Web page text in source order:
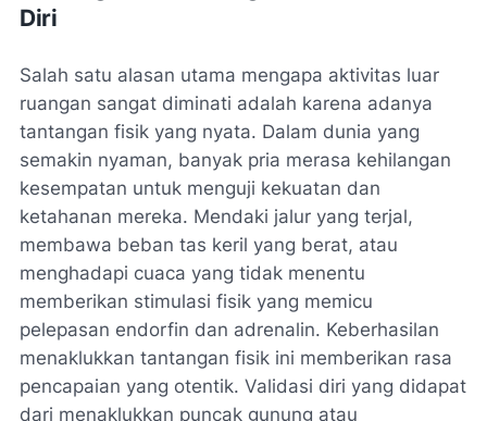
Diri
Salah satu alasan utama mengapa aktivitas luar
ruangan sangat diminati adalah karena adanya
tantangan fisik yang nyata. Dalam dunia yang
semakin nyaman, banyak pria merasa kehilangan
kesempatan untuk menguji kekuatan dan
ketahanan mereka. Mendaki jalur yang terjal,
membawa beban tas keril yang berat, atau
menghadapi cuaca yang tidak menentu
memberikan stimulasi fisik yang memicu
pelepasan endorfin dan adrenalin. Keberhasilan
menaklukkan tantangan fisik ini memberikan rasa
pencapaian yang otentik. Validasi diri yang didapat
dari menaklukkan puncak gunung atau